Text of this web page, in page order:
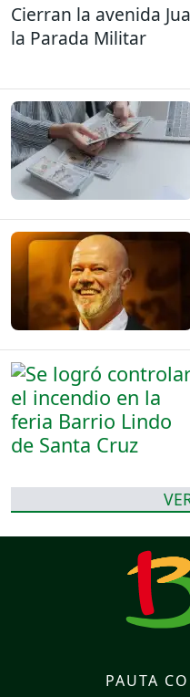
Cierran la avenida
la Parada Militar
PAUTA